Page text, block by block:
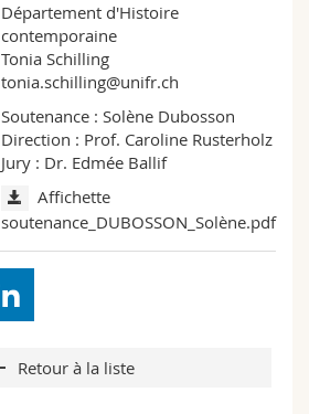
Département d'Histoire
contemporaine
Tonia Schilling
tonia.schilling@unifr.ch
Soutenance : Solène Dubosson
Direction : Prof. Caroline Rusterholz
Jury : Dr. Edmée Ballif
Affichette
soutenance_DUBOSSON_Solène.pdf
Retour à la liste